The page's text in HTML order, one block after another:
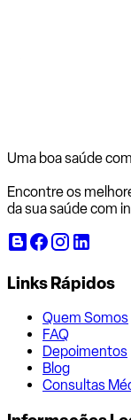
Uma boa saúde
Encontre os
da sua saúde com
Links Rápidos
Quem Somos
FAQ
Depoimentos
Blog
Consultas